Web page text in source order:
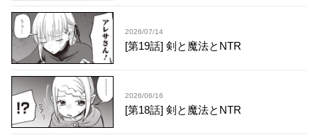
2026/07/14
[第19話] 剣と魔法とNTR
2026/06/16
[第18話] 剣と魔法とNTR